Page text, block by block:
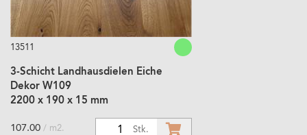
13511
3-Schicht Landhausdielen Eiche
Dekor W109
2200 x 190 x 15 mm
Stk.
107.00 / m2.